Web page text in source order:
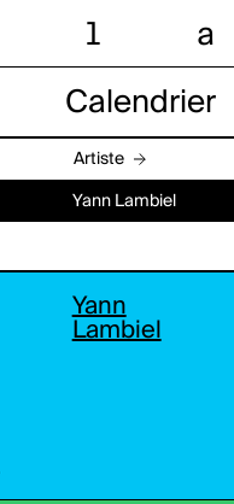
l a
Calendrier
Artiste
Yann Lambiel
Yann
Lambiel